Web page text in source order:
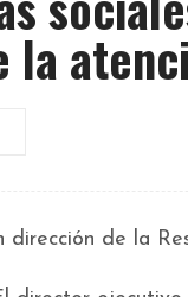
la
dirección de la